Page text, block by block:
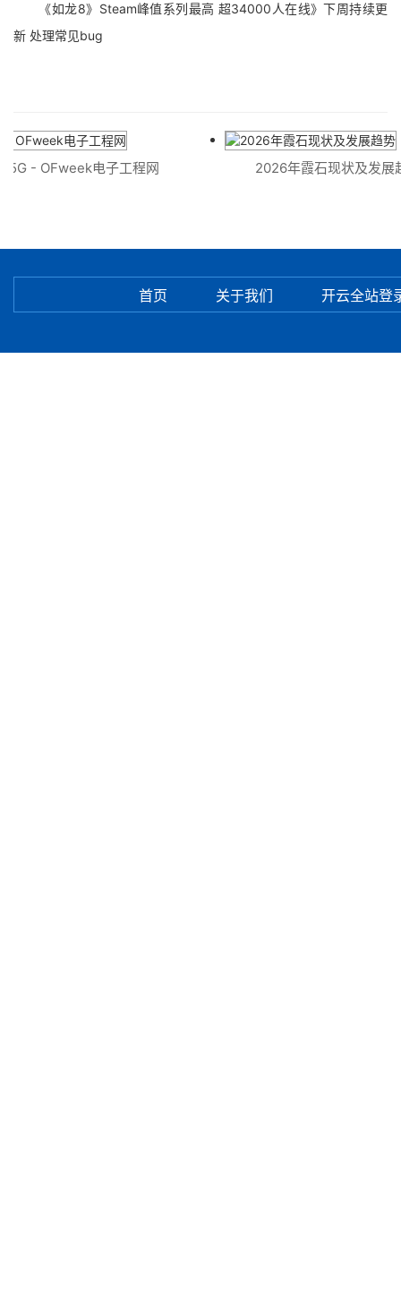
《如龙8》Steam峰值系列最高 超34000人在线》下周持续更
新 处理常见bug
- OFweek电子工程网 2026年霞石现状及发展趋
首页 关于我们 开云全站登